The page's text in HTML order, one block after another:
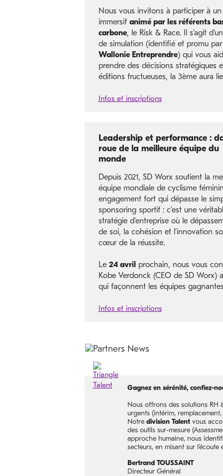
Nous vous invitons à participer à un
immersif animé par les référents
carbone, le Risk & Race. Il s'agit
de simulation (identifié et promu par
Wallonie Entreprendre) qui vous
prendre des décisions stratégiques
éditions fructueuses, la 3ème aura
Infos et inscriptions
Leadership et performance :
roue de la meilleure équipe du
monde
Depuis 2021, SD Worx soutient la
équipe mondiale de cyclisme
engagement fort qui dépasse le
sponsoring sportif : c’est une
stratégie d’entreprise où le
de soi, la cohésion et l’innovation
cœur de la réussite.
Le 24 avril prochain, nous vous
Kobe Verdonck (CEO de SD
qui façonnent les équipes
Infos et inscriptions
Gagnez en sérénité, confiez-
Nous offrons des solutions RH
urgents (intérim,
Notre division Talentvous
des outils sur-mesure
approche humaine, nous
secteurs, en misant sur
Bertrand TOUSSAINT
Directeur Général